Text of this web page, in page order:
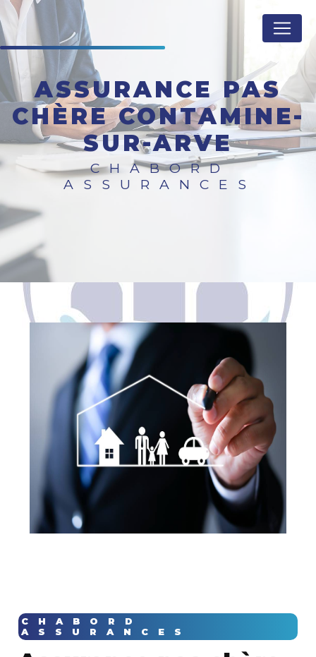
ASSURANCE PAS
CHÈRE CONTAMINE-
SUR-ARVE
CHABORD
ASSURANCES
CHABORD
ASSURANCES
Panneau de gestion des cookies